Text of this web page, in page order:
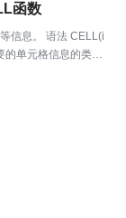
函数
信息。 语法 CELL(i
的单元格信息的类
表示...